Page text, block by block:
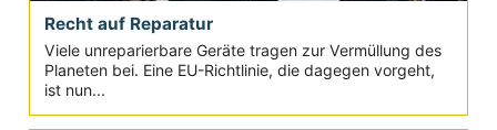
Recht auf Reparatur
Viele unreparierbare Geräte tragen zur Vermüllung des
Planeten bei. Eine EU-Richtlinie, die dagegen vorgeht,
ist nun...